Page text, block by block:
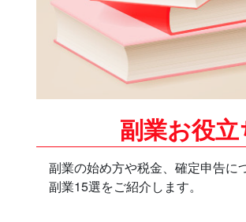
副業お役
副業の始め方や税金、確定申告に
副業15選をご紹介します。